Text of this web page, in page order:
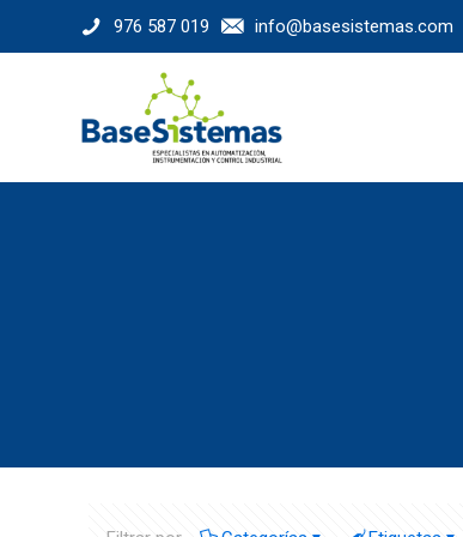
976 587 019 info@basesistemas.com